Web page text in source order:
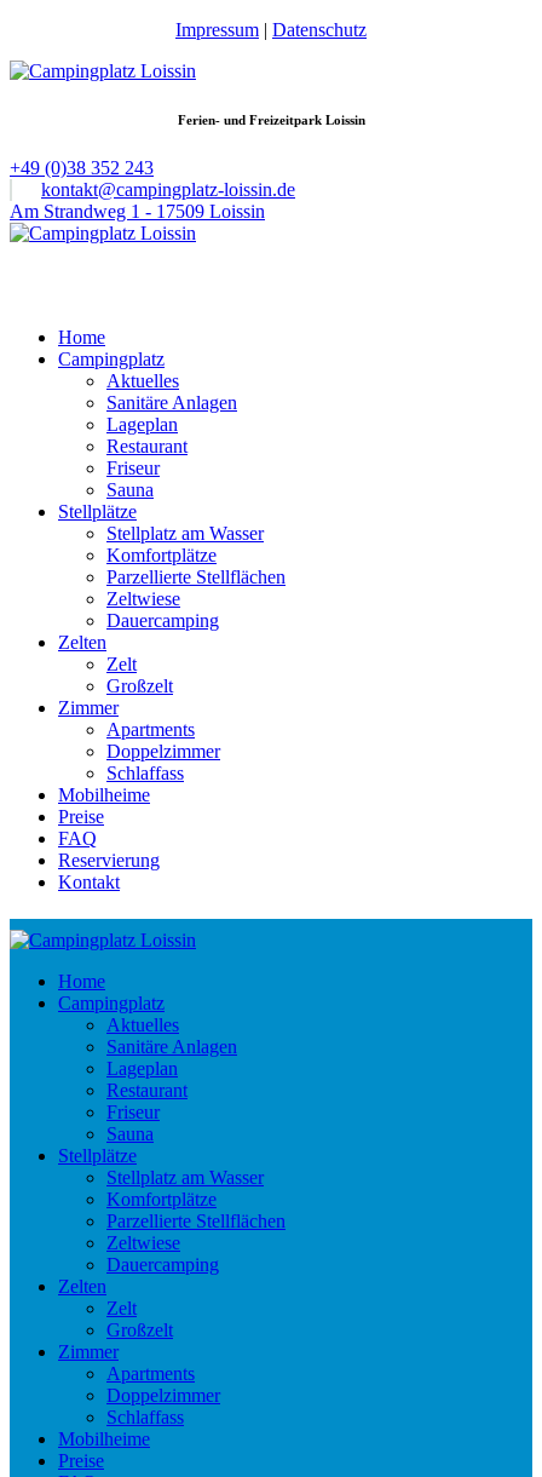
Impressum | Datenschutz
Ferien- und Freizeitpark Loissin
+49 (0)38 352 243
kontakt@campingplatz-loissin.de
Am Strandweg 1 - 17509 Loissin
Home
Campingplatz
Aktuelles
Sanitäre Anlagen
Lageplan
Restaurant
Friseur
Sauna
Stellplätze
Stellplatz am Wasser
Komfortplätze
Parzellierte Stellflächen
Zeltwiese
Dauercamping
Zelten
Zelt
Großzelt
Zimmer
Apartments
Doppelzimmer
Schlaffass
Mobilheime
Preise
FAQ
Reservierung
Kontakt
Home
Campingplatz
Aktuelles
Sanitäre Anlagen
Lageplan
Restaurant
Friseur
Sauna
Stellplätze
Stellplatz am Wasser
Komfortplätze
Parzellierte Stellflächen
Zeltwiese
Dauercamping
Zelten
Zelt
Großzelt
Zimmer
Apartments
Doppelzimmer
Schlaffass
Mobilheime
Preise